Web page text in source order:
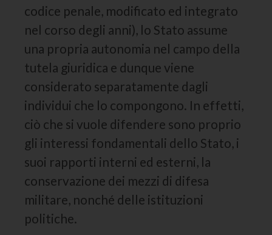
codice penale, modificato ed integrato
nel corso degli anni), lo Stato assume
una propria autonomia nel campo della
tutela giuridica e dunque viene
considerato separatamente dagli
individui che lo compongono. In effetti,
ciò che si vuole difendere sono proprio
gli interessi fondamentali dello Stato, i
suoi rapporti interni ed esterni, la
conservazione dei mezzi di difesa
militare, nonché delle istituzioni
politiche.